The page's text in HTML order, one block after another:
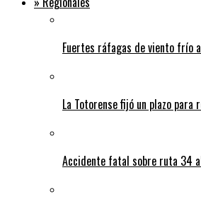
Fuertes ráfagas de viento frío
La Totorense fijó un plazo
Accidente fatal sobre ruta 34